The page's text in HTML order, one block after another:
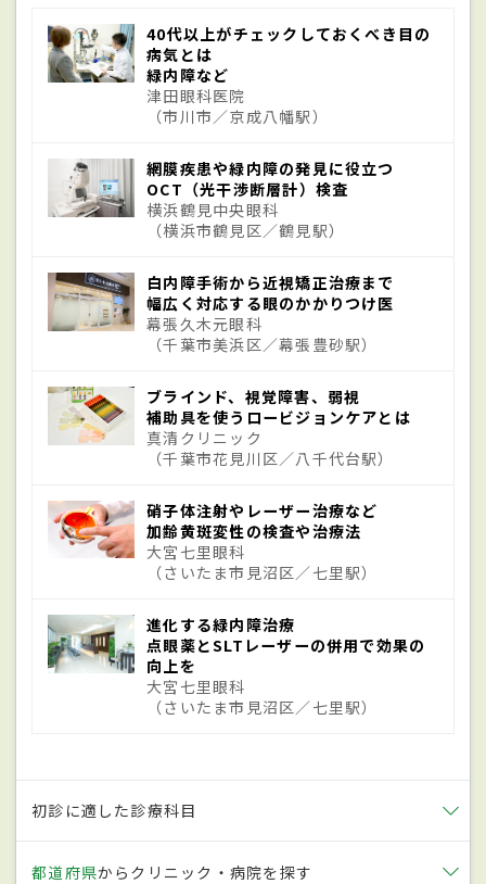
段々と低下していく。滲出型では、網膜の
下にある脈絡膜に生じた新生血管により、
網膜へ血液中の成分が漏れ出したり、新生
が障害される疾患である。
年齢を重ねることで、視力や聴力、筋力な
どの身体機能が低下したり、瞬発力や平衡
で機能低下や不調が出てくるようになる。
加齢黄斑変性も加齢による老化現象が生ん
は成人の失明原因の第1位に挙げられる疾患
で、日本でも最近は高齢化によって患者数が
増えており、失明原因の第4位になってい
る。50歳以上の年齢の人の約1％にこの症状
が見られ、その割合は高齢になればなるほ
ど増加する。眼球を覆う網膜はカメラで言
の中心である中心窩は、そこにピントが
40代以上がチェックしておくべき目の
病気とは
緑内障など
津田眼科医院
（市川市／京成八幡駅）
網膜疾患や緑内障の発見に役立つ
OCT（光干渉断層計）検査
横浜鶴見中央眼科
（横浜市鶴見区／鶴見駅）
白内障手術から近視矯正治療まで
幅広く対応する眼のかかりつけ医
幕張久木元眼科
（千葉市美浜区／幕張豊砂駅）
ブラインド、視覚障害、弱視
補助具を使うロービジョンケアとは
真清クリニック
（千葉市花見川区／八千代台駅）
硝子体注射やレーザー治療など
加齢黄斑変性の検査や治療法
大宮七里眼科
（さいたま市見沼区／七里駅）
進化する緑内障治療
点眼薬とSLTレーザーの併用で効果の
向上を
大宮七里眼科
（さいたま市見沼区／七里駅）
初診に適した診療科目
都道府県からクリニック・病院を探す